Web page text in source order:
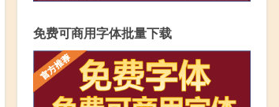
免费可商用字体批量下载